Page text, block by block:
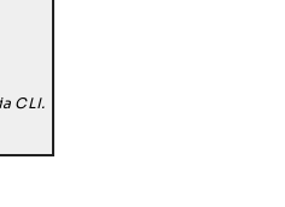
CLI.